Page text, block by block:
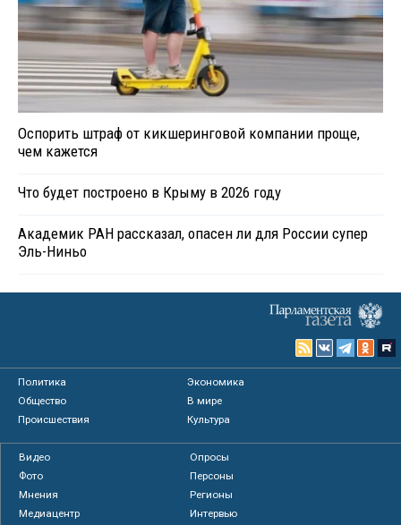
Оспорить штраф от кикшеринговой компании проще,
чем кажется
Что будет построено в Крыму в 2026 году
Академик РАН рассказал, опасен ли для России супер
Эль-Ниньо
Политика
Экономика
Общество
В мире
Происшествия
Культура
Видео
Опросы
Фото
Персоны
Мнения
Регионы
Медиацентр
Интервью